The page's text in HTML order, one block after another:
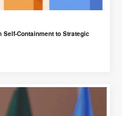
Containment to Strategic